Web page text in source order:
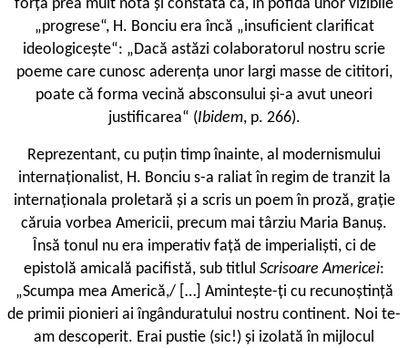
forța prea mult nota și constata că, în pofida unor vizibile
„progrese“, H. Bonciu era încă „insuficient clarificat
ideologicește“: „Dacă astăzi colaboratorul nostru scrie
poeme care cunosc aderența unor largi masse de cititori,
poate că forma vecină absconsului și-a avut uneori
justificarea“ (Ibidem, p. 266).
Reprezentant, cu puțin timp înainte, al modernismului
internaționalist, H. Bonciu s-a raliat în regim de tranzit la
internaționala proletară și a scris un poem în proză, grație
căruia vorbea Americii, precum mai târziu Maria Banuș.
Însă tonul nu era imperativ față de imperialiști, ci de
epistolă amicală pacifistă, sub titlul Scrisoare Americei:
„Scumpa mea Americă,/ […] Amintește-ți cu recunoștință
de primii pionieri ai îngânduratului nostru continent. Noi te-
am descoperit. Erai pustie (sic!) și izolată în mijlocul